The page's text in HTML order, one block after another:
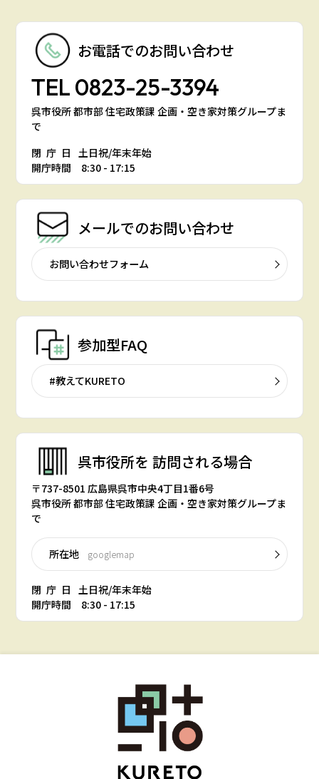
お電話でのお問い合わせ
TEL 0823-25-3394
呉市役所 都市部 住宅政策課 企画・空き家対策グループま
で
閉庁日 土日祝/年末年始
開庁時間 8:30 - 17:15
メールでのお問い合わせ
お問い合わせフォーム
参加型FAQ
#教えてKURETO
呉市役所を 訪問される場合
〒737-8501 広島県呉市中央4丁目1番6号
呉市役所 都市部 住宅政策課 企画・空き家対策グループま
で
所在地 googlemap
閉庁日 土日祝/年末年始
開庁時間 8:30 - 17:15